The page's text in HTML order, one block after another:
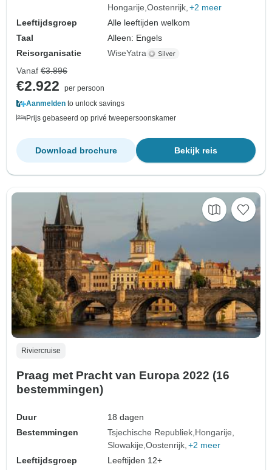
Hongarije Oostenrijk +2 meer
Leeftijdsgroep
Alle leeftijden welkom
Taal
Alleen: Engels
Reisorganisatie
WiseYatra
Vanaf €3.896
€2.922
per persoon
Aanmelden to unlock savings
Prijs gebaseerd op privé tweepersoonskamer
Bekijk reis
Download brochure
Riviercruise
Praag met Pracht van Europa 2022 (16
bestemmingen)
Duur
18 dagen
Bestemmingen
Tsjechische Republiek Hongarije
Slowakije Oostenrijk +2 meer
Leeftijdsgroep
Leeftijden 12+